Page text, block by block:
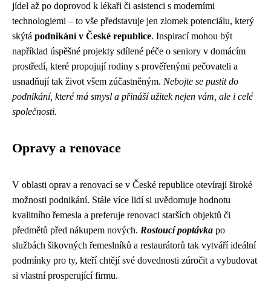
jídel až po doprovod k lékaři či asistenci s moderními
technologiemi – to vše představuje jen zlomek potenciálu, který
skýtá podnikání v České republice. Inspirací mohou být
například úspěšné projekty sdílené péče o seniory v domácím
prostředí, které propojují rodiny s prověřenými pečovateli a
usnadňují tak život všem zúčastněným. Nebojte se pustit do
podnikání, které má smysl a přináší užitek nejen vám, ale i celé
společnosti.
Opravy a renovace
V oblasti oprav a renovací se v České republice otevírají široké
možnosti podnikání. Stále více lidí si uvědomuje hodnotu
kvalitního řemesla a preferuje renovaci starších objektů či
předmětů před nákupem nových. Rostoucí poptávka po
službách šikovných řemeslníků a restaurátorů tak vytváří ideální
podmínky pro ty, kteří chtějí své dovednosti zúročit a vybudovat
si vlastní prosperující firmu.